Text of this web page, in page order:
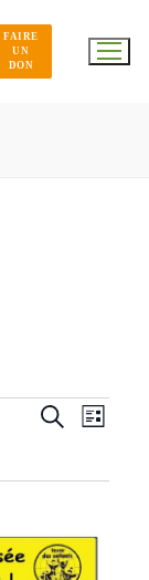
FAIRE
UN
DON
Recherche
Recherche
de
Liste